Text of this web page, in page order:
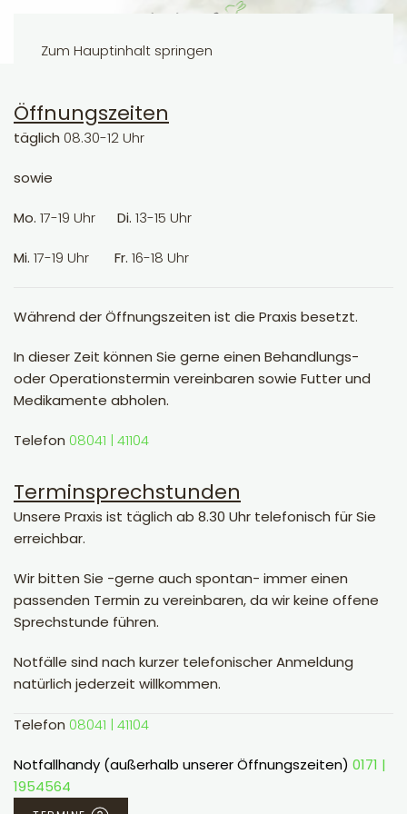
Zum Hauptinhalt springen
Öffnungszeiten
täglich 08.30-12 Uhr
sowie
Mo. 17-19 Uhr Di. 13-15 Uhr
Mi. 17-19 Uhr Fr. 16-18 Uhr
Während der Öffnungszeiten ist die Praxis besetzt.
In dieser Zeit können Sie gerne einen Behandlungs-
oder Operationstermin vereinbaren sowie Futter und
Medikamente abholen.
Telefon 08041 | 41104
Terminsprechstunden
Unsere Praxis ist täglich ab 8.30 Uhr telefonisch für Sie
erreichbar.
Wir bitten Sie -gerne auch spontan- immer einen
passenden Termin zu vereinbaren, da wir keine offene
Sprechstunde führen.
Notfälle sind nach kurzer telefonischer Anmeldung
natürlich jederzeit willkommen.
Telefon 08041 | 41104
Notfallhandy (außerhalb unserer Öffnungszeiten) 0171 |
1954564